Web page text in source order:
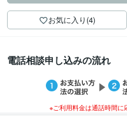
お気に入り(4)
電話相談申し込みの流れ
※ご利用料金は通話時間